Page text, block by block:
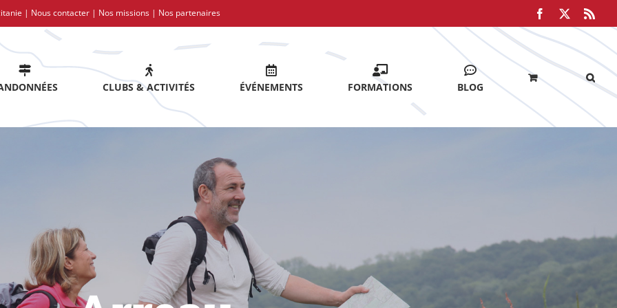
| Nous contacter | Nos missions | Nos partenaires Facebook
CLUBS & ACTIVITÉS ÉVÉNEMENTS FORMATIONS BLOG